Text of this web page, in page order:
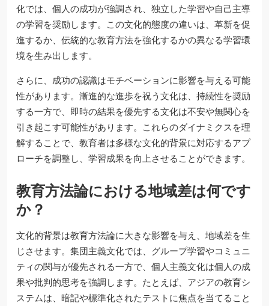
化では、個人の成功が強調され、独立した学習や自己主導
の学習を奨励します。この文化的態度の違いは、革新を促
進するか、伝統的な教育方法を強化するかの異なる学習環
境を生み出します。
さらに、成功の認識はモチベーションに影響を与える可能
性があります。漸進的な進歩を祝う文化は、持続性を奨励
する一方で、即時の結果を優先する文化は不安や無関心を
引き起こす可能性があります。これらのダイナミクスを理
解することで、教育者は多様な文化的背景に対応するアプ
ローチを調整し、学習成果を向上させることができます。
教育方法論における地域差は何です
か？
文化的背景は教育方法論に大きな影響を与え、地域差を生
じさせます。集団主義文化では、グループ学習やコミュニ
ティの関与が優先される一方で、個人主義文化は個人の成
果や批判的思考を強調します。たとえば、アジアの教育シ
ステムは、暗記や標準化されたテストに焦点を当てること